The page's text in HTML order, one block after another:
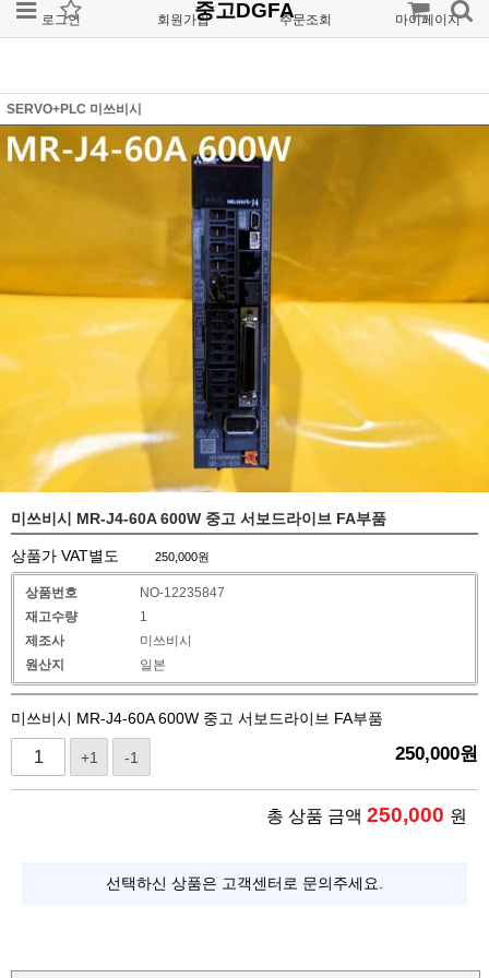
로그인 회원가입 주문조회 마이페이지
중고DGFA
SERVO+PLC 미쓰비시
미쓰비시 MR-J4-60A 600W 중고 서보드라이브 FA부품
상품가 VAT별도 250,000원
상품번호
NO-12235847
재고수량
1
제조사
미쓰비시
원산지
일본
미쓰비시 MR-J4-60A 600W 중고 서보드라이브 FA부품
+1 -1 250,000원
총 상품 금액 250,000 원
선택하신 상품은 고객센터로 문의주세요.